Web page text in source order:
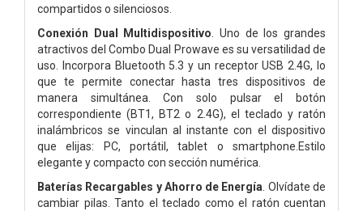
compartidos o silenciosos.
Conexión Dual Multidispositivo . Uno de los grandes
atractivos del Combo Dual Prowave es su versatilidad de
uso. Incorpora Bluetooth 5.3 y un receptor USB 2.4G, lo
que te permite conectar hasta tres dispositivos de
manera simultánea. Con solo pulsar el botón
correspondiente (BT1, BT2 o 2.4G), el teclado y ratón
inalámbricos se vinculan al instante con el dispositivo
que elijas: PC, portátil, tablet o smartphone.Estilo
elegante y compacto con sección numérica.
Baterías Recargables y Ahorro de Energía . Olvídate de
cambiar pilas. Tanto el teclado como el ratón cuentan